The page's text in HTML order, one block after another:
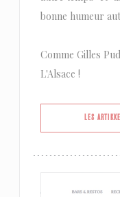
bonne humeur
Comme Gilles
L'Alsace !
LES